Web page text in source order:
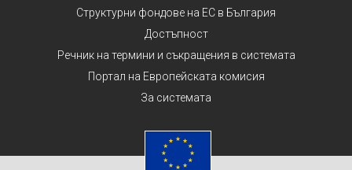
Структурни фондове на ЕС в България
Достъпност
Речник на термини и съкращения в системата
Портал на Европейската комисия
За системата